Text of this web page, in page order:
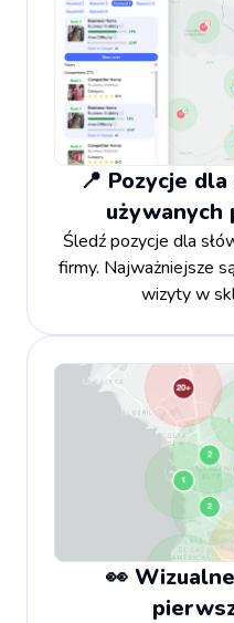
📍 Pozycje
Śledź pozycje dla
firmy. Najważniejsze
wizyty w
👀